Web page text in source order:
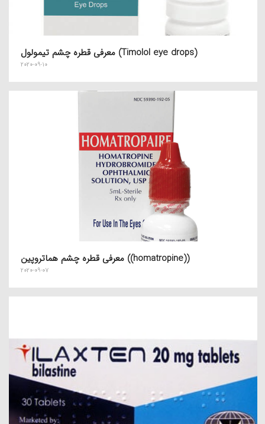
معرفی قطره چشم تیمولول (Timolol eye drops)
2020-09-10
معرفی قطره چشم هماتروپین ((homatropine))
2020-09-07